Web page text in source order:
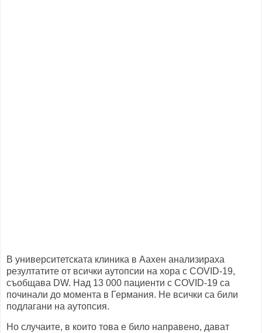
В университетската клиника в Аахен анализираха
резултатите от всички аутопсии на хора с COVID-19,
съобщава DW. Над 13 000 пациенти с COVID-19 са
починали до момента в Германия. Не всички са били
подлагани на аутопсия.
Но случаите, в които това е било направено, дават